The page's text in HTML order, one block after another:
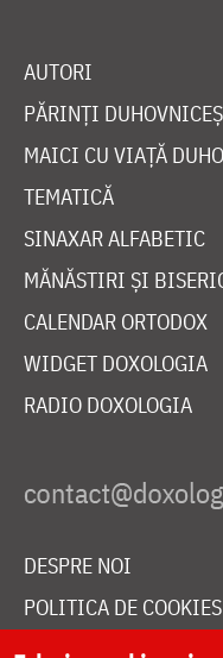
AUTORI
PĂRINȚI
MAICI CU VIAȚĂ
TEMATICĂ
SINAXAR ALFABETIC
MĂNĂSTIRI ȘI
CALENDAR ORTODOX
WIDGET DOXOLOGIA
RADIO DOXOLOGIA
DESPRE NOI
POLITICA DE COOKIES
DONEAZĂ ONLINE